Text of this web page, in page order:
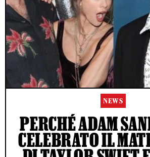
NEWS
PERCHÉ ADAM
CELEBRATO IL